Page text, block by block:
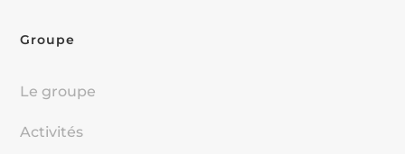
Groupe
Le groupe
Activités